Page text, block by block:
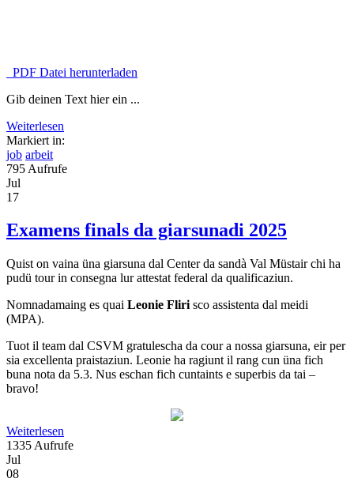
PDF Datei herunterladen
Gib deinen Text hier ein ...
Weiterlesen
Markiert in:
job arbeit
795 Aufrufe
Jul
17
Examens finals da giarsunadi 2025
Quist on vaina üna giarsuna dal Center da sandà Val Müstair chi ha
pudü tour in consegna lur attestat federal da qualificaziun.
Nomnadamaing es quai Leonie Fliri sco assistenta dal meidi
(MPA).
Tuot il team dal CSVM gratulescha da cour a nossa giarsuna, eir per
sia excellenta praistaziun. Leonie ha ragiunt il rang cun üna fich
buna nota da 5.3. Nus eschan fich cuntaints e superbis da tai –
bravo!
Weiterlesen
1335 Aufrufe
Jul
08